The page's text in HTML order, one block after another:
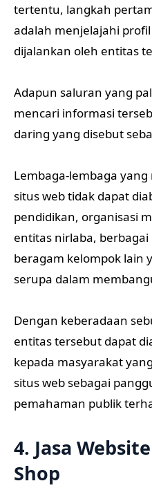
tertentu, langkah
adalah menjelajahi
dijalankan oleh entitas
Adapun saluran yang
mencari informasi
daring yang disebut
Lembaga-lembaga
situs web tidak dapat
pendidikan, organisasi
entitas nirlaba,
beragam kelompok lain
serupa dalam
Dengan keberadaan
entitas tersebut dapat
kepada masyarakat
situs web sebagai
pemahaman publik
4. Jasa
Shop